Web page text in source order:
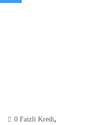
0 Faizli Kredi,